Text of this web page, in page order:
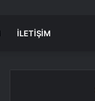
İLETIŞIM